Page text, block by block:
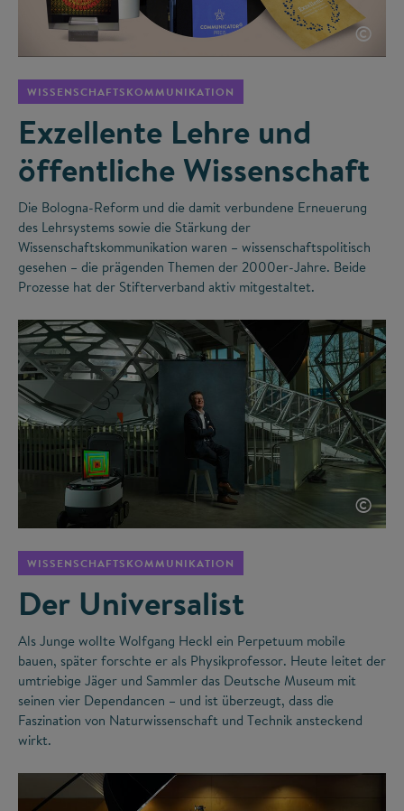
©
WISSENSCHAFTSKOMMUNIKATION
Exzellente Lehre und
öffentliche Wissenschaft
Die Bologna-Reform und die damit verbundene Erneuerung
des Lehrsystems sowie die Stärkung der
Wissenschaftskommunikation waren – wissenschaftspolitisch
gesehen – die prägenden Themen der 2000er-Jahre. Beide
Prozesse hat der Stifterverband aktiv mitgestaltet.
©
WISSENSCHAFTSKOMMUNIKATION
Der Universalist
Als Junge wollte Wolfgang Heckl ein Perpetuum mobile
bauen, später forschte er als Physikprofessor. Heute leitet der
umtriebige Jäger und Sammler das Deutsche Museum mit
seinen vier Dependancen – und ist überzeugt, dass die
Faszination von Naturwissenschaft und Technik ansteckend
wirkt.